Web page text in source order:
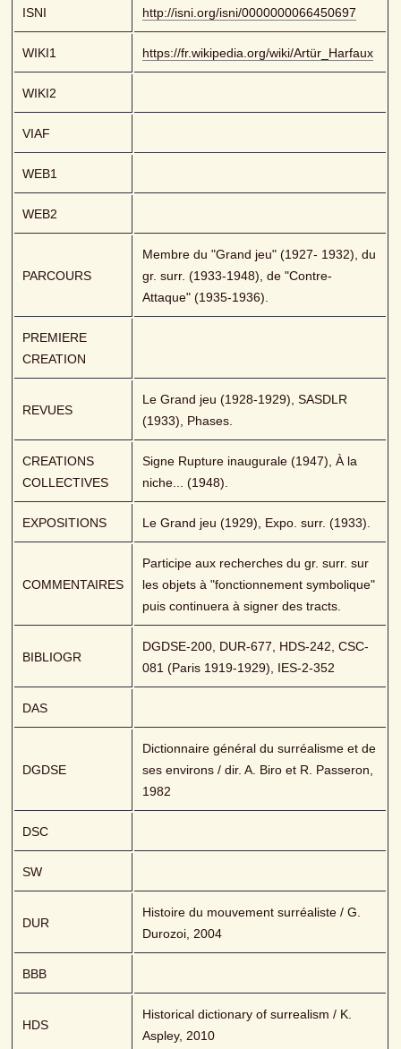
ISNI http://isni.org/isni/0000000066450697
WIKI1 https://fr.wikipedia.org/wiki/Artür_Harfaux
WIKI2
VIAF
WEB1
WEB2
PARCOURS
Membre du "Grand jeu" (1927- 1932), du
gr. surr. (1933-1948), de "Contre-
Attaque" (1935-1936).
PREMIERE
CREATION
REVUES
Le Grand jeu (1928-1929), SASDLR
(1933), Phases.
CREATIONS
COLLECTIVES
Signe Rupture inaugurale (1947), À la
niche... (1948).
EXPOSITIONS Le Grand jeu (1929), Expo. surr. (1933).
COMMENTAIRES
Participe aux recherches du gr. surr. sur
les objets à "fonctionnement symbolique"
puis continuera à signer des tracts.
BIBLIOGR
DGDSE-200, DUR-677, HDS-242, CSC-
081 (Paris 1919-1929), IES-2-352
DAS
DGDSE
Dictionnaire général du surréalisme et de
ses environs / dir. A. Biro et R. Passeron,
1982
DSC
SW
DUR
Histoire du mouvement surréaliste / G.
Durozoi, 2004
BBB
HDS
Historical dictionary of surrealism / K.
Aspley, 2010